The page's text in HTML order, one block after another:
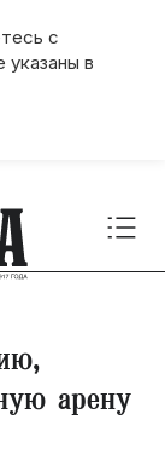
с
в
арену